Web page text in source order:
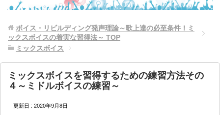
ボイス・リビルディング発声理論～歌上達の必至条件！ミ
ックスボイスの着実な習得法～ TOP
ミックスボイス
ミックスボイスを習得するための練習方法その
４～ミドルボイスの練習～
更新日 :2020年9月8日